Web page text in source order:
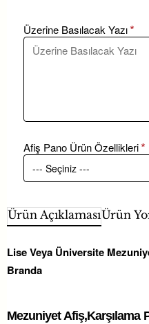
Üzerine Basılacak Yazı
Afiş Pano Ürün Özellikleri
Ürün AçıklamasıÜrün
Lise Veya Üniversite
Branda
Mezuniyet Afiş,Karşılama